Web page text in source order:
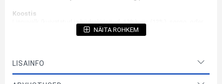
Koostis
Linnuvalk (kuivatatud ja hüdrolüüsitud, 12%), riis (12%), sorgo, oder,
mais, lambavalk (kuivatatud, 10%), hirss, kuivatatud suhkrupeedi
viljaliha (suhkur eemaldatud), linnurasv, herned (kuivatatud),
rohekarbi ekstrakt (kuivatatud, 0,1%).
NÄITA ROHKEM
LISAINFO